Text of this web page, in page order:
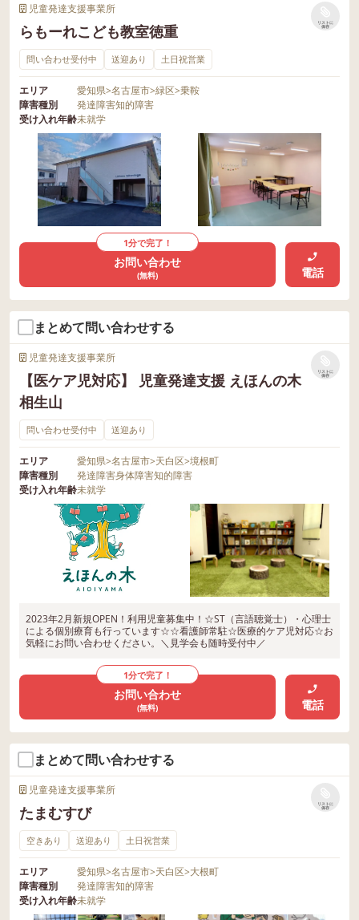
児童発達支援事業所
らもーれこども教室徳重
リストに
保存
問い合わせ受付中 送迎あり 土日祝営業
エリア 愛知県>名古屋市>緑区>乗鞍
障害種別
発達障害知的障害
受け入れ年齢未就学
1分で完了！
お問い合わせ
(無料) 電話
まとめて問い合わせする
児童発達支援事業所
【医ケア児対応】 児童発達支援 えほんの木
相生山
リストに
保存
問い合わせ受付中 送迎あり
エリア 愛知県>名古屋市>天白区>境根町
障害種別
発達障害身体障害知的障害
受け入れ年齢未就学
2023年2月新規OPEN！利用児童募集中！☆ST（言語聴覚士）・心理士
による個別療育も行っています☆☆看護師常駐☆医療的ケア児対応☆お
気軽にお問い合わせください。＼見学会も随時受付中／
1分で完了！
お問い合わせ
(無料) 電話
まとめて問い合わせする
児童発達支援事業所
たまむすび
リストに
保存
空きあり 送迎あり 土日祝営業
エリア 愛知県>名古屋市>天白区>大根町
障害種別
発達障害知的障害
受け入れ年齢未就学